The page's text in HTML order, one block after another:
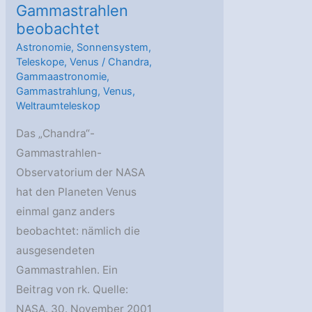
Gammastrahlen
beobachtet
Astronomie, Sonnensystem,
Teleskope,Venus / Chandra,
Gammaastronomie,
Gammastrahlung,Venus,
Weltraumteleskop
Das „Chandra“-
Gammastrahlen-
Observatorium der NASA
hat den Planeten Venus
einmal ganz anders
beobachtet: nämlich die
ausgesendeten
Gammastrahlen. Ein
Beitrag von rk. Quelle:
NASA. 30. November 2001